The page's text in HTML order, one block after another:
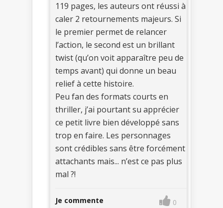
119 pages, les auteurs ont réussi à
caler 2 retournements majeurs. Si
le premier permet de relancer
l’action, le second est un brillant
twist (qu’on voit apparaître peu de
temps avant) qui donne un beau
relief à cette histoire.
Peu fan des formats courts en
thriller, j’ai pourtant su apprécier
ce petit livre bien développé sans
trop en faire. Les personnages
sont crédibles sans être forcément
attachants mais... n’est ce pas plus
mal ?!
Je commente 0